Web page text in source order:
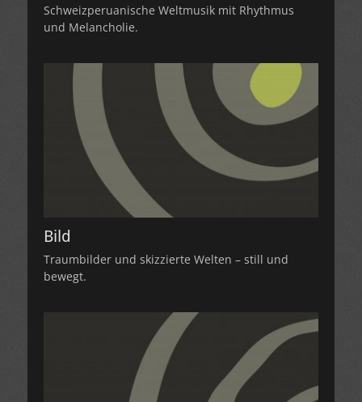
Schweizperuanische Weltmusik mit Rhythmus
und Melancholie.
Bild
Traumbilder und skizzierte Welten – still und
bewegt.